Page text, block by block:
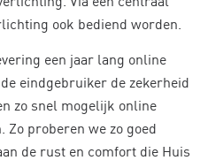
Via een centraal
ook bediend worden.
een jaar lang online
eindgebruiker de zekerheid
zo snel mogelijk online
Zo proberen we zo goed
de rust en comfort die Huis